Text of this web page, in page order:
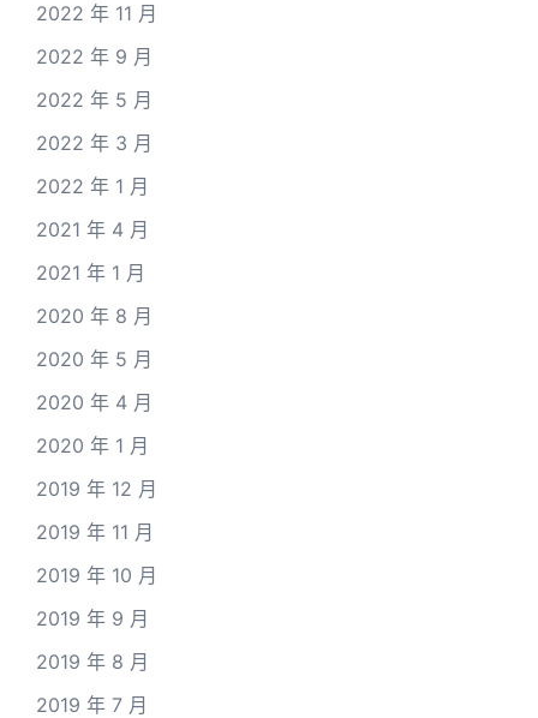
2022 年 11 月
2022 年 9 月
2022 年 5 月
2022 年 3 月
2022 年 1 月
2021 年 4 月
2021 年 1 月
2020 年 8 月
2020 年 5 月
2020 年 4 月
2020 年 1 月
2019 年 12 月
2019 年 11 月
2019 年 10 月
2019 年 9 月
2019 年 8 月
2019 年 7 月